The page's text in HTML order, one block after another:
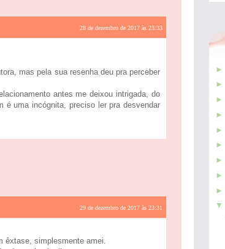
28 de dezembro de 2017 às 23:33
mas pela sua resenha deu pra perceber
antes me deixou intrigada, do
é uma incógnita, preciso ler pra desvendar
29 de dezembro de 2017 às 23:31
êxtase, simplesmente amei.
►
►
►
►
►
►
►
►
►
▼